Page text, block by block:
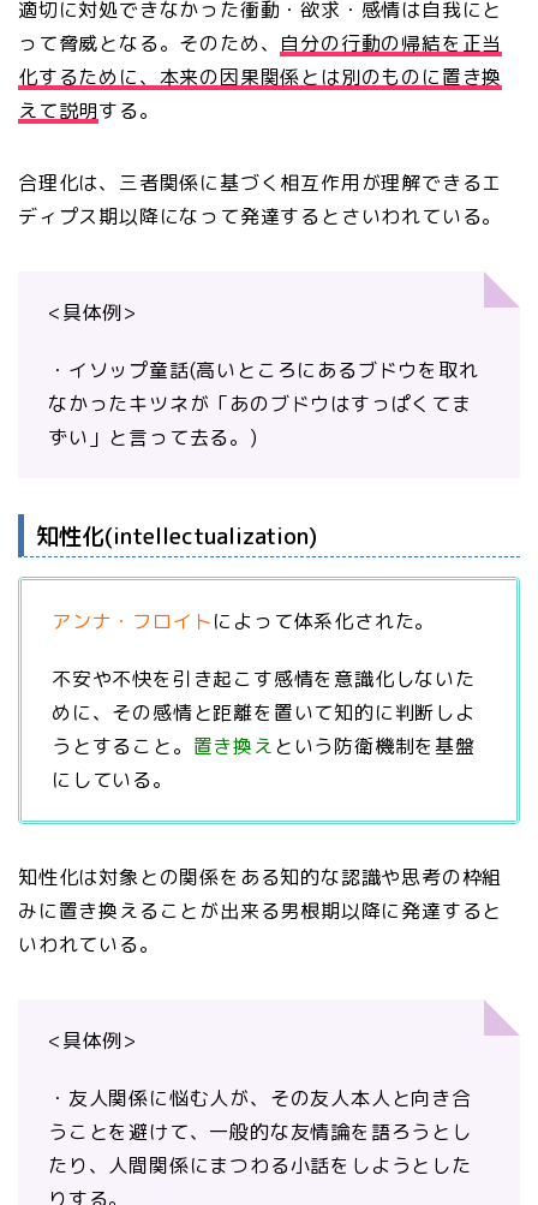
適切に対処できなかった衝動・欲求・感情は自我にと
って脅威となる。そのため、 自分の行動の帰結を正当
化するために、本来の因果関係とは別のものに置き換
えて説明する。
合理化は、三者関係に基づく相互作用が理解できるエ
ディプス期以降になって発達するとさいわれている。
<具体例>
・イソップ童話(高いところにあるブドウを取れ
なかったキツネが「あのブドウはすっぱくてま
ずい」と言って去る。)
知性化(intellectualization)
アンナ・フロイトによって体系化された。
不安や不快を引き起こす感情を意識化しないた
めに、その感情と距離を置いて知的に判断しよ
うとすること。 置き換えという防衛機制を基盤
にしている。
知性化は対象との関係をある知的な認識や思考の枠組
みに置き換えることが出来る男根期以降に発達すると
いわれている。
<具体例>
・友人関係に悩む人が、その友人本人と向き合
うことを避けて、一般的な友情論を語ろうとし
たり、人間関係にまつわる小話をしようとした
りする。